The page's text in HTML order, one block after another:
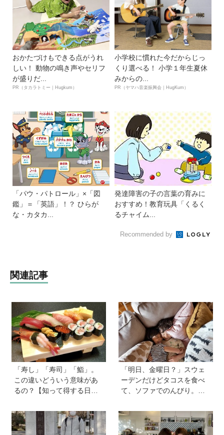
おかたづけもできる点がうれ
しい！ 動物の鳴き声やセリフ
が盛りだ...
PR（タカラトミー｜Hugkum）
小学校に慣れた今だからじっ
くり選べる！ 小学１年生夏休
みからの...
PR（ヤマハ音楽振興会｜HugKum）
「パウ・パトロール」×「図
鑑」＝「英語」！？ ひらが
な・カタカ...
発達障害の子の言葉の育みに
おすすめ！教育玩具「くるく
るチャイム...
Recommended by
関連記事
「寿し」「寿司」「鮨」。
この違いどういう意味があ
るの？【知って得する日本
「明日、金曜日？」スウェ
ーデンだけどタコスを食べ
て、ソファでのんびり。小
【北欧パパと日本で子育てv
ol.23】